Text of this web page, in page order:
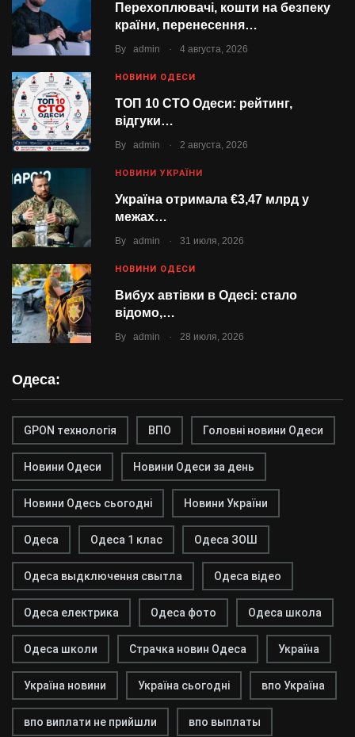
Перехоплювачі, кошти на безпеку
країни, перенесення…
By admin . 4 августа, 2026
НОВИНИ ОДЕСИ
ТОП 10 СТО Одеси: рейтинг,
відгуки…
By admin . 2 августа, 2026
НОВИНИ УКРАЇНИ
Україна отримала €3,47 млрд у
межах…
By admin . 31 июля, 2026
НОВИНИ ОДЕСИ
Вибух автівки в Одесі: стало
відомо,…
By admin . 28 июля, 2026
Одеса:
GPON технологія ВПО Головні новини Одеси
Новини Одеси Новини Одеси за день
Новини Одесь сьогодні Новини України
Одеса Одеса 1 клас Одеса ЗОШ
Одеса выдключення свытла Одеса відео
Одеса електрика Одеса фото Одеса школа
Одеса школи Страчка новин Одеса Україна
Україна новини Україна сьогодні впо Україна
впо виплати не прийшли впо выплаты